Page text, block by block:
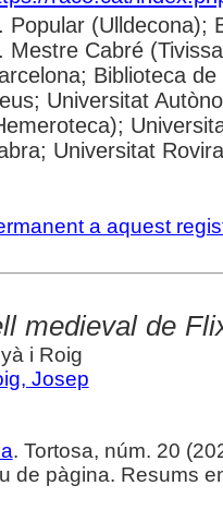
Popular (Ulldecona);
Mestre Cabré
Biblioteca
Universitat
Universitat
a aquest
medieval de
i Roig
Josep
. Tortosa, núm. 20
de pàgina. Resums